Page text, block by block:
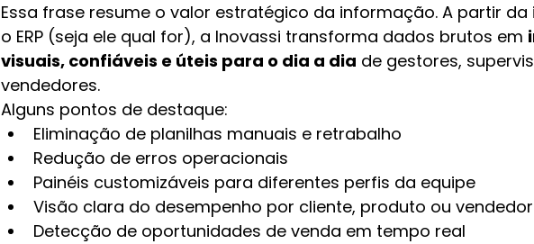
Essa frase resume o valor estratégico da informação. A partir
o ERP (seja ele qual for), a Inovassi transforma dados brutos em
visuais, confiáveis e úteis para o dia a dia de gestores,
vendedores.
Alguns pontos de destaque:
Eliminação de planilhas manuais e retrabalho
Redução de erros operacionais
Painéis customizáveis para diferentes perfis da equipe
Visão clara do desempenho por cliente, produto ou vendedor
Detecção de oportunidades de venda em tempo real